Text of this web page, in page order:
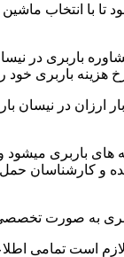
با انتخاب
باربری در نیسان
هزینه باربری خود
در نیسان
باربری میشود
حمل و
به صورت تخصصی
تمامی